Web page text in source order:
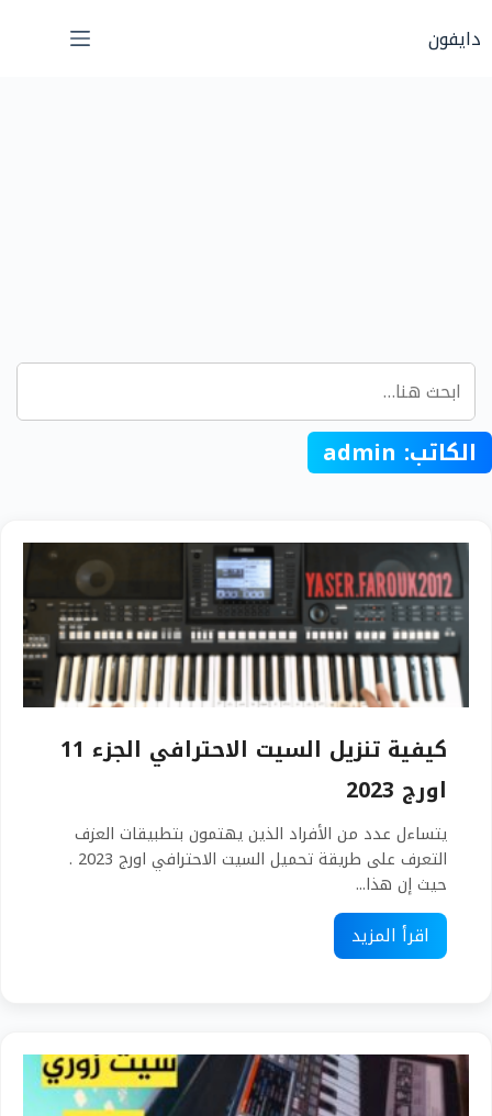
إلىدايفون
الكاتب: admin
كيفية تنزيل السيت الاحترافي الجزء 11
اورج 2023
يتساءل عدد من الأفراد الذين يهتمون بتطبيقات العزف
التعرف على طريقة تحميل السيت الاحترافي اورج 2023 .
حيث إن هذا...
اقرأ المزيد